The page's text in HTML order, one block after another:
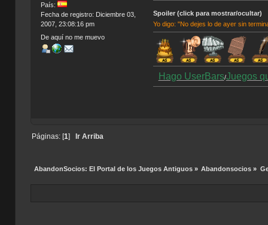
País:
Fecha de registro: Diciembre 03,
2007, 23:08:16 pm
De aquí no me muevo
Spoiler (click para mostrar/ocultar)
Yo digo: "No dejes lo de ayer sin
Hago UserBars/Juegos
Páginas: [1] Ir Arriba
AbandonSocios: El Portal de los Juegos Antiguos» Abandonsocios »